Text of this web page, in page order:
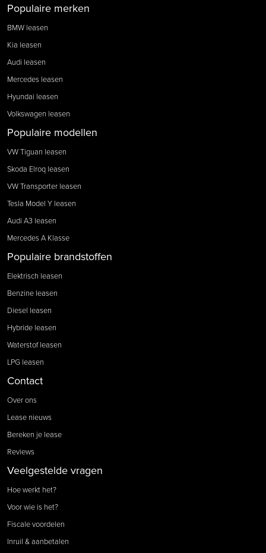
Populaire merken
BMW leasen
Kia leasen
Audi leasen
Mercedes leasen
Hyundai leasen
Volkswagen leasen
Populaire modellen
VW Tiguan leasen
Skoda Elroq leasen
VW Transporter leasen
Tesla Model Y leasen
Audi A3 leasen
Mercedes A Klasse
Populaire brandstoffen
Elektrisch leasen
Benzine leasen
Diesel leasen
Hybride leasen
Waterstof leasen
LPG leasen
Contact
Over ons
Lease nieuws
Bereken je lease
Reviews
Veelgestelde vragen
Hoe werkt het?
Voor wie is het?
Fiscale voordelen
Inruil & aanbetalen